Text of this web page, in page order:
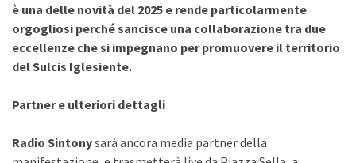
è una delle novità del 2025 e rende particolarmente
orgogliosi perché sancisce una collaborazione tra due
eccellenze che si impegnano per promuovere il territorio
del Sulcis Iglesiente.
Partner e ulteriori dettagli
Radio Sintonysarà ancora media partner della